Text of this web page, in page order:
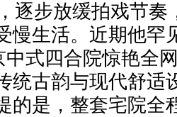
逐步放缓拍戏节奏
慢生活。近期他罕
式四合院惊艳全
统古韵与现代舒适
的是，整套宅院全